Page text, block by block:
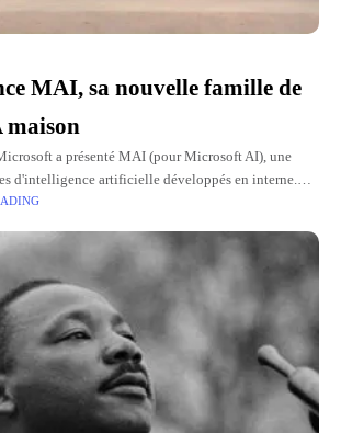
MAI, sa nouvelle famille de
maison
a présenté MAI (pour Microsoft AI), une
d'intelligence artificielle développés en interne.
d’images, transcription audio ou encore